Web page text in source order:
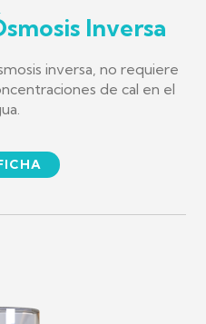
Inversa
inversa, no requiere
de cal en el